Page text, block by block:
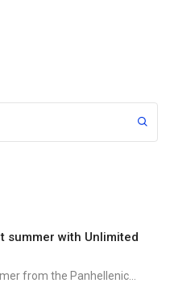
summer with Unlimited
from the Panhellenic...